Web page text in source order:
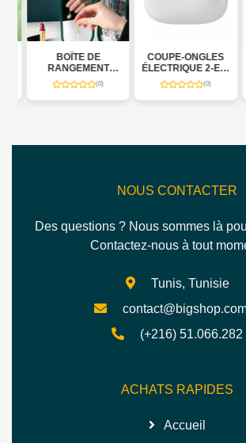
BOÎTE DE
RANGEMENT
POUR BIJOUX,
PORTE
(0)
COUPE-ONGLES
ÉLECTRIQUE 2-EN-
1
(0)
NOUS CONTACTER
Des questions ? Nous sommes là
Contactez-nous à tout
Tunis, Tunisie
(+216) 51.066.282
ACHATS RAPIDES
Accueil